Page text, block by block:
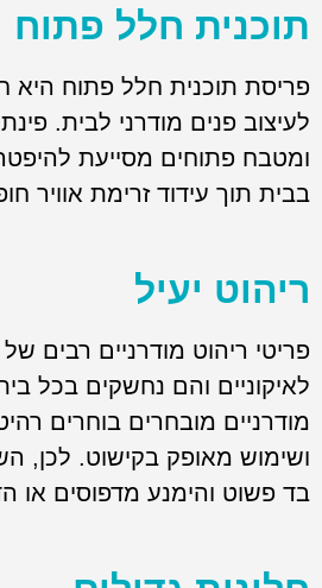
תוכנית חלל פתוח
פריסת תוכנית חלל פתוח היא
לעיצוב פנים מודרני לבית.
ומטבח פתוחים מסייעת
בבית תוך עידוד זרימת אוויר
ריהוט יעיל
פריטי ריהוט מודרניים רבים
לאיקוניים והם נחשקים בכל
מודרניים מובחרים בוחרים
ושימוש מאופק בקישוט. לכן,
בד פשוט והימנע מדפוסים או